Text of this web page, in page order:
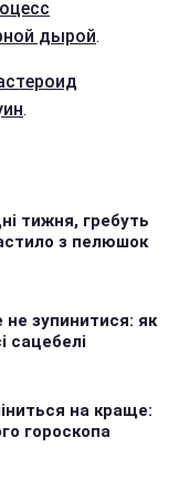
дырой.
.
тижня, гребуть
з пелюшок
не зупинитися: як
сацебелі
на краще:
гороскопа